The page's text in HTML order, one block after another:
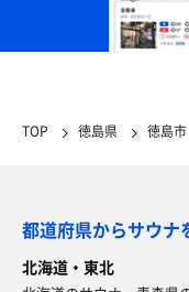
TOP 徳島県 徳島市
都道府県からサウナ
北海道・東北